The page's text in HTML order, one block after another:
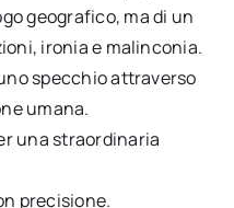
geografico, ma di un
ironia e malinconia.
specchio attraverso
umana.
una straordinaria
precisione.